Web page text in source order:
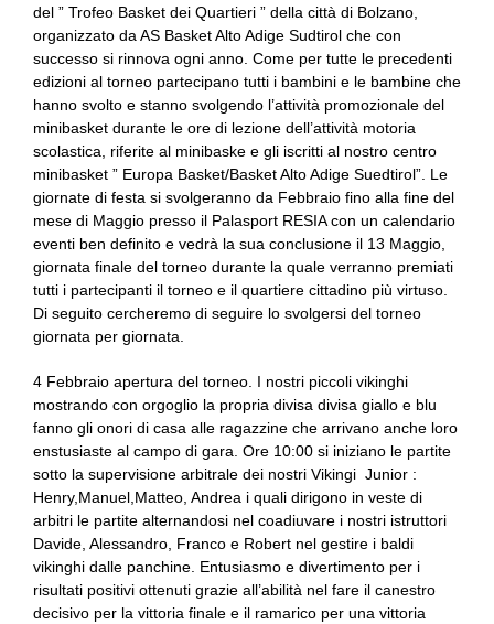
del ” Trofeo Basket dei Quartieri ” della città di Bolzano,
organizzato da AS Basket Alto Adige Sudtirol che con
successo si rinnova ogni anno. Come per tutte le precedenti
edizioni al torneo partecipano tutti i bambini e le bambine che
hanno svolto e stanno svolgendo l’attività promozionale del
minibasket durante le ore di lezione dell’attività motoria
scolastica, riferite al minibaske e gli iscritti al nostro centro
minibasket ” Europa Basket/Basket Alto Adige Suedtirol”. Le
giornate di festa si svolgeranno da Febbraio fino alla fine del
mese di Maggio presso il Palasport RESIA con un calendario
eventi ben definito e vedrà la sua conclusione il 13 Maggio,
giornata finale del torneo durante la quale verranno premiati
tutti i partecipanti il torneo e il quartiere cittadino più virtuso.
Di seguito cercheremo di seguire lo svolgersi del torneo
giornata per giornata.
4 Febbraio apertura del torneo. I nostri piccoli vikinghi
mostrando con orgoglio la propria divisa divisa giallo e blu
fanno gli onori di casa alle ragazzine che arrivano anche loro
enstusiaste al campo di gara. Ore 10:00 si iniziano le partite
sotto la supervisione arbitrale dei nostri Vikingi Junior :
Henry,Manuel,Matteo, Andrea i quali dirigono in veste di
arbitri le partite alternandosi nel coadiuvare i nostri istruttori
Davide, Alessandro, Franco e Robert nel gestire i baldi
vikinghi dalle panchine. Entusiasmo e divertimento per i
risultati positivi ottenuti grazie all’abilità nel fare il canestro
decisivo per la vittoria finale e il ramarico per una vittoria